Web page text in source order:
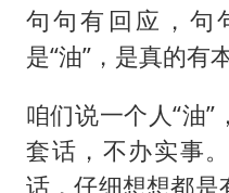
句句有回应，句
是“油”，是真的有
咱们说一个人“油”
套话，不办实事
话，仔细想想都是